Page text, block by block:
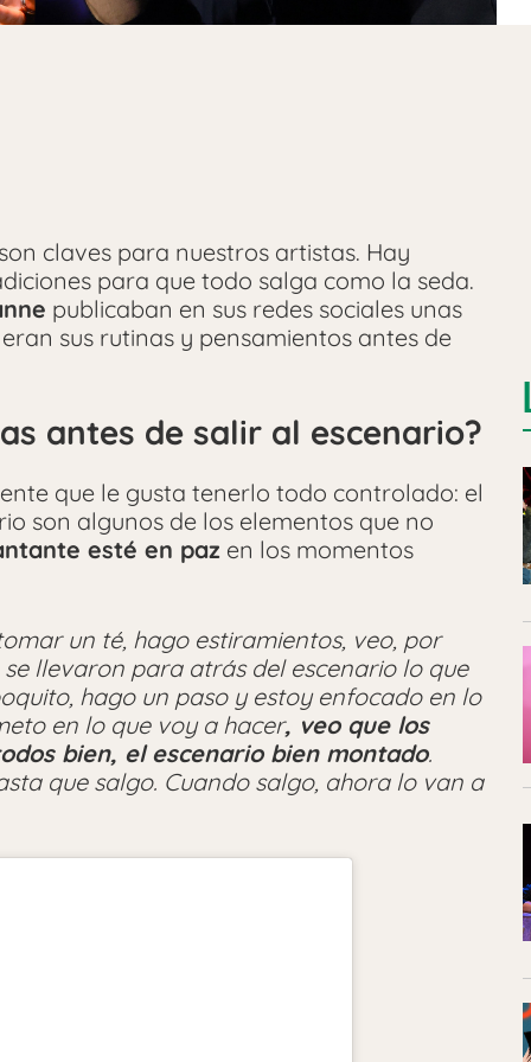
claves para nuestros artistas. Hay
para que todo salga como la seda.
publicaban en sus redes sociales unas
sus rutinas y pensamientos antes de
antes de salir al escenario?
que le gusta tenerlo todo controlado: el
son algunos de los elementos que no
esté en paz en los momentos
un té, hago estiramientos, veo, por
llevaron para atrás del escenario lo que
hago un paso y estoy enfocado en lo
en lo que voy a hacer, veo que los
bien, el escenario bien montado.
que salgo. Cuando salgo, ahora lo van a